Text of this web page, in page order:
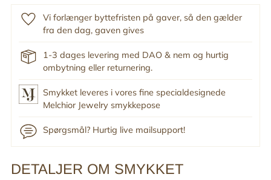
Vi forlænger byttefristen på gaver, så den gælder
fra den dag, gaven gives
1-3 dages levering med DAO & nem og hurtig
ombytning eller returnering.
Smykket leveres i vores fine specialdesignede
Melchior Jewelry smykkepose
Spørgsmål? Hurtig live mailsupport!
Tilføj
DETALJER OM SMYKKET